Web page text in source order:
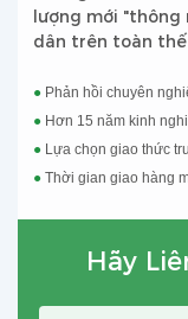
lượng mới "thông
dân trên toàn
● Phản hồi chuyên
● Hơn 15 năm kinh
● Lựa chọn giao thức
●Thời gian giao hàng
Hãy